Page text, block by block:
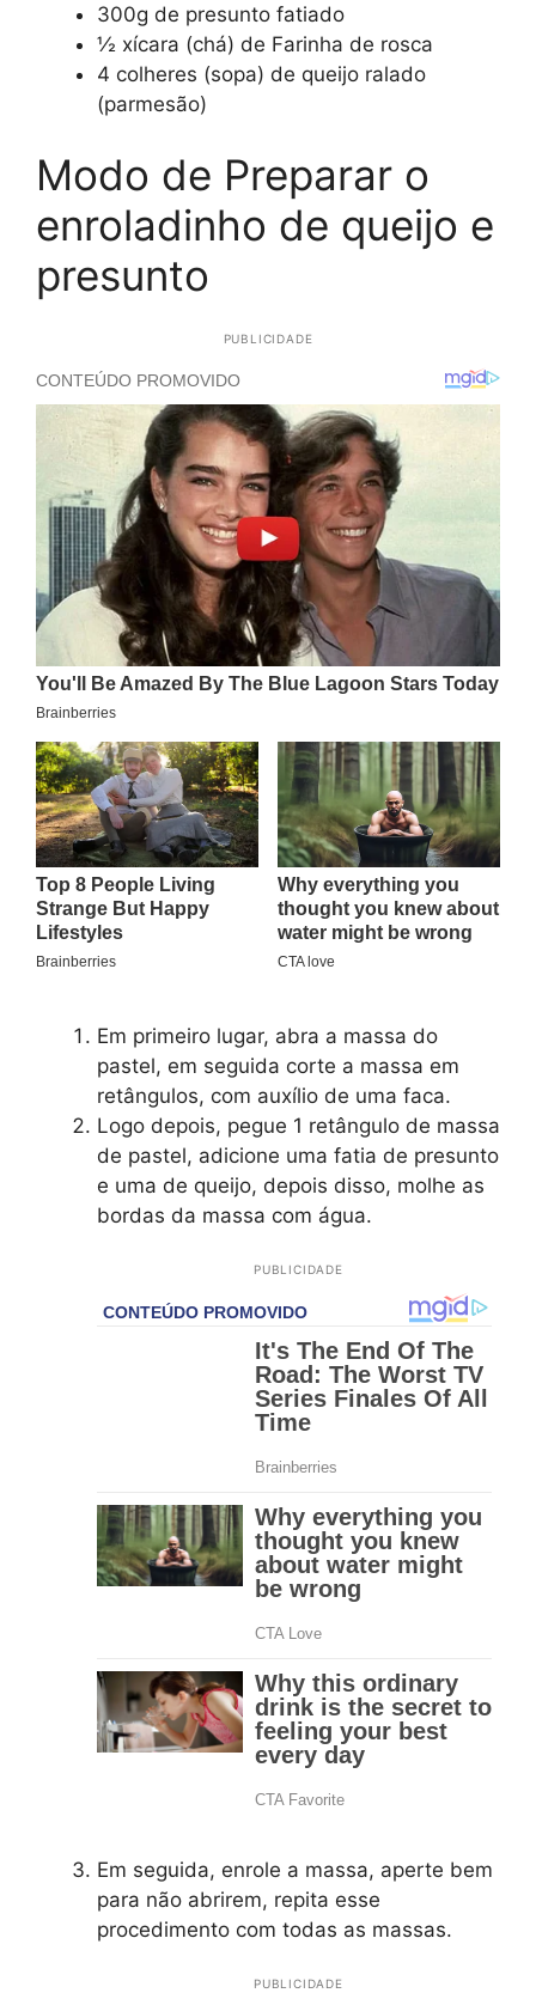
300g de presunto fatiado
½ xícara (chá) de Farinha de rosca
4 colheres (sopa) de queijo ralado
(parmesão)
Modo de Preparar o
enroladinho de queijo e
presunto
PUBLICIDADE
Em primeiro lugar, abra a massa do
pastel, em seguida corte a massa em
retângulos, com auxílio de uma faca.
Logo depois, pegue 1 retângulo de massa
de pastel, adicione uma fatia de presunto
e uma de queijo, depois disso, molhe as
bordas da massa com água.
PUBLICIDADE
Em seguida, enrole a massa, aperte bem
para não abrirem, repita esse
procedimento com todas as massas.
PUBLICIDADE